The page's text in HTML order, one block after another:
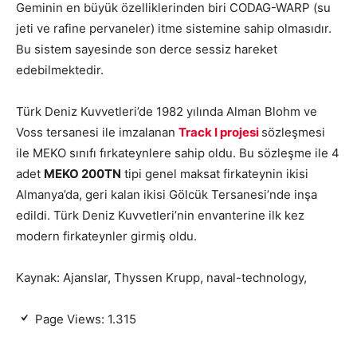
Geminin en büyük özelliklerinden biri CODAG-WARP (su
jeti ve rafine pervaneler) itme sistemine sahip olmasıdır.
Bu sistem sayesinde son derce sessiz hareket
edebilmektedir.
Türk Deniz Kuvvetleri’de 1982 yılında Alman Blohm ve
Voss tersanesi ile imzalanan Track I projesi sözleşmesi
ile MEKO sınıfı fırkateynlere sahip oldu. Bu sözleşme ile 4
adet MEKO 200TN tipi genel maksat firkateynin ikisi
Almanya’da, geri kalan ikisi Gölcük Tersanesi’nde inşa
edildi. Türk Deniz Kuvvetleri’nin envanterine ilk kez
modern firkateynler girmiş oldu.
Kaynak: Ajanslar, Thyssen Krupp, naval-technology,
Page Views: 1.315